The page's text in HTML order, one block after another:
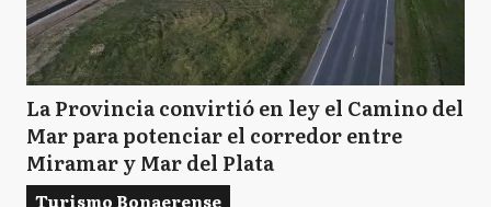
La Provincia convirtió en ley el Camino del
Mar para potenciar el corredor entre
Miramar y Mar del Plata
Turismo Bonaerense